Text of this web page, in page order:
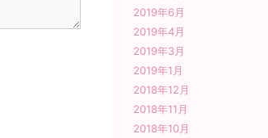
2019年6月
2019年4月
2019年3月
2019年1月
2018年12月
2018年11月
2018年10月